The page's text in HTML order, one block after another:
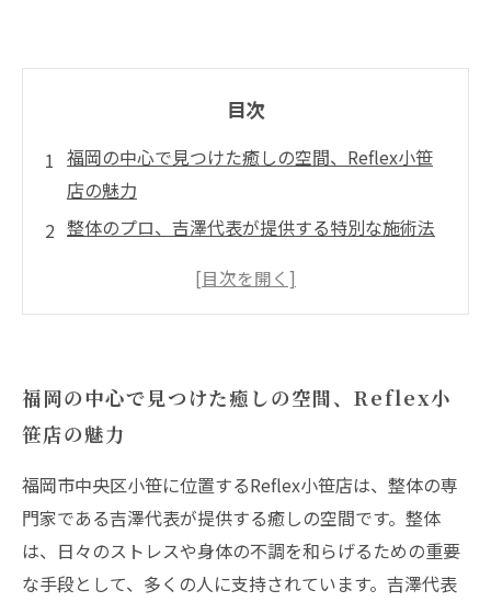
目次
福岡の中心で見つけた癒しの空間、Reflex小笹
店の魅力
整体のプロ、吉澤代表が提供する特別な施術法
忙しい現代人に必須の心身のリフレッシュ方法
福岡市中央区小笹で過ごす癒しの時間とは？
整った体と心で迎える新しい自分への第一歩
福岡の中心で見つけた癒しの空間、Reflex小
笹店の魅力
福岡市中央区小笹に位置するReflex小笹店は、整体の専
門家である吉澤代表が提供する癒しの空間です。整体
は、日々のストレスや身体の不調を和らげるための重要
な手段として、多くの人に支持されています。吉澤代表